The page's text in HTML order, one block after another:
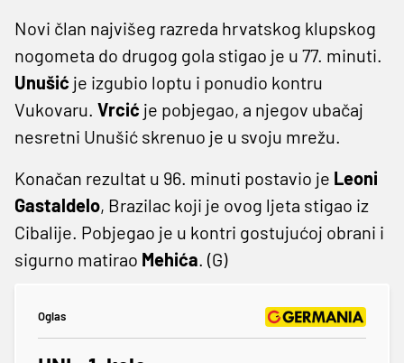
Novi član najvišeg razreda hrvatskog klupskog
nogometa do drugog gola stigao je u 77. minuti.
Unušić je izgubio loptu i ponudio kontru
Vukovaru. Vrcić je pobjegao, a njegov ubačaj
nesretni Unušić skrenuo je u svoju mrežu.
Konačan rezultat u 96. minuti postavio je Leoni
Gastaldelo, Brazilac koji je ovog ljeta stigao iz
Cibalije. Pobjegao je u kontri gostujućoj obrani i
sigurno matirao Mehića . (G)
Oglas